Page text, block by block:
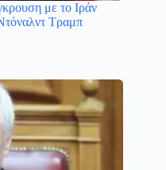
με το Ιράν
Τραμπ